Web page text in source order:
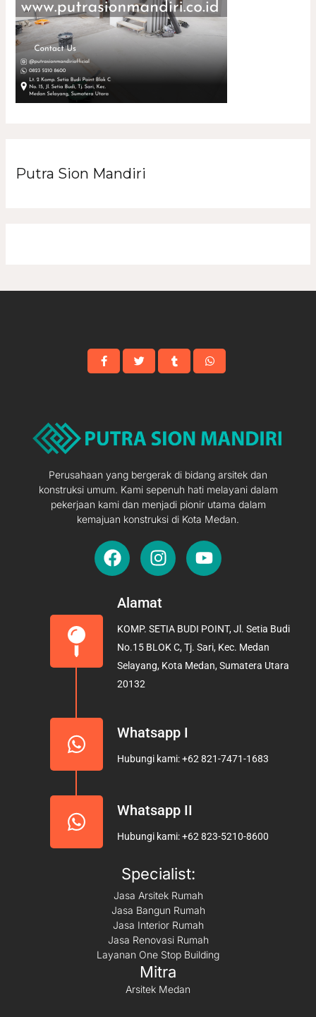
Putra Sion Mandiri
Perusahaan yang bergerak di bidang arsitek dan
konstruksi umum. Kami sepenuh hati melayani dalam
pekerjaan kami dan menjadi pionir utama dalam
kemajuan konstruksi di Kota Medan.
F
a
e
o
o
k
I
n
t
g
r
a
Y
o
b
e
Alamat
KOMP. SETIA BUDI POINT, Jl. Setia Budi
No.15 BLOK C, Tj. Sari, Kec. Medan
Selayang, Kota Medan, Sumatera Utara
20132
Whatsapp I
Hubungi kami: +62 821-7471-1683
Whatsapp II
Hubungi kami: +62 823-5210-8600
Specialist:
Jasa Arsitek Rumah
Jasa Bangun Rumah
Jasa Interior Rumah
Jasa Renovasi Rumah
Layanan One Stop Building
Mitra
Arsitek Medan